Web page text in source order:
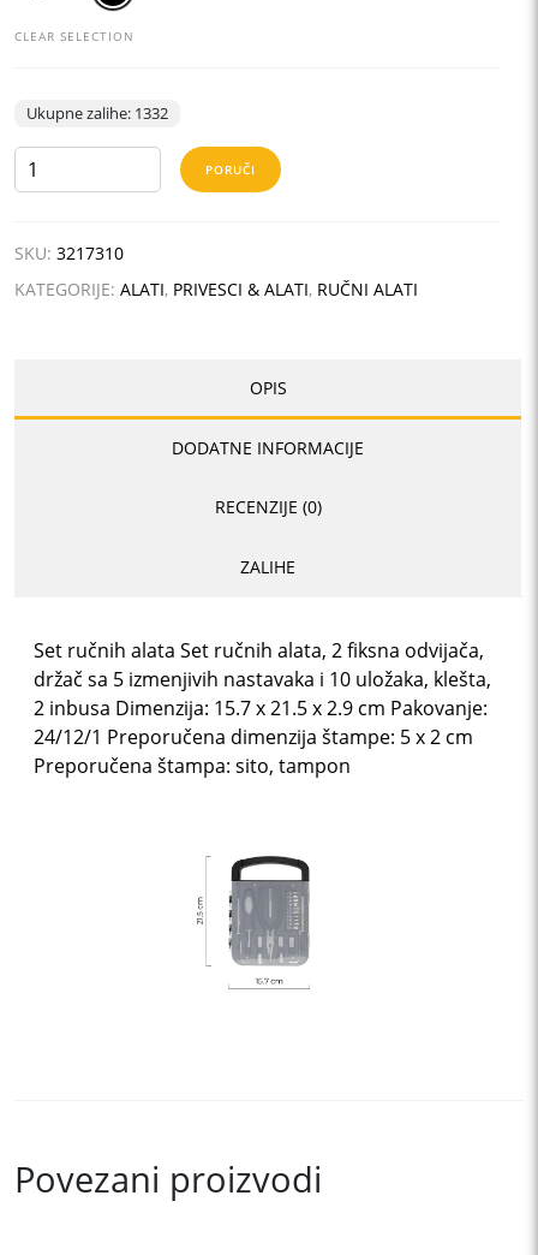
CLEAR SELECTION
Ukupne zalihe: 1332
BOB
količina
PORUČI
SKU: 3217310
KATEGORIJE: ALATI, PRIVESCI & ALATI, RUČNI ALATI
OPIS
DODATNE INFORMACIJE
RECENZIJE (0)
ZALIHE
Set ručnih alata Set ručnih alata, 2 fiksna odvijača,
držač sa 5 izmenjivih nastavaka i 10 uložaka, klešta,
2 inbusa Dimenzija: 15.7 x 21.5 x 2.9 cm Pakovanje:
24/12/1 Preporučena dimenzija štampe: 5 x 2 cm
Preporučena štampa: sito, tampon
Povezani proizvodi